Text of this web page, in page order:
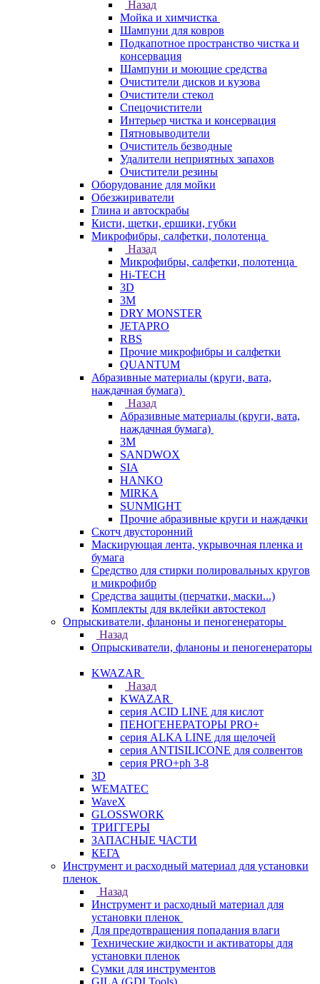
Назад
Мойка и химчистка
Шампуни для ковров
Подкапотное пространство чистка и
консервация
Шампуни и моющие средства
Очистители дисков и кузова
Очистители стекол
Спецочистители
Интерьер чистка и консервация
Пятновыводители
Очиститель безводные
Удалители неприятных запахов
Очистители резины
Оборудование для мойки
Обезжириватели
Глина и автоскрабы
Кисти, щетки, ершики, губки
Микрофибры, салфетки, полотенца
Назад
Микрофибры, салфетки, полотенца
Hi-TECH
3D
3М
DRY MONSTER
JETAPRO
RBS
Прочие микрофибры и салфетки
QUANTUM
Абразивные материалы (круги, вата,
наждачная бумага)
Назад
Абразивные материалы (круги, вата,
наждачная бумага)
3М
SANDWOX
SIA
HANKO
MIRKA
SUNMIGHT
Прочие абразивные круги и наждачки
Скотч двусторонний
Маскирующая лента, укрывочная пленка и
бумага
Средство для стирки полировальных кругов
и микрофибр
Средства защиты (перчатки, маски...)
Комплекты для вклейки автостекол
Опрыскиватели, фланоны и пеногенераторы
Назад
Опрыскиватели, фланоны и пеногенераторы
KWAZAR
Назад
KWAZAR
серия ACID LINE для кислот
ПЕНОГЕНЕРАТОРЫ PRO+
серия ALKA LINE для щелочей
серия ANTISILICONE для солвентов
серия PRO+ph 3-8
3D
WEMATEC
WaveX
GLOSSWORK
ТРИГГЕРЫ
ЗАПАСНЫЕ ЧАСТИ
КЕГА
Инструмент и расходный материал для установки
пленок
Назад
Инструмент и расходный материал для
установки пленок
Для предотвращения попадания влаги
Технические жидкости и активаторы для
установки пленок
Сумки для инструментов
GILA (GDI Tools)